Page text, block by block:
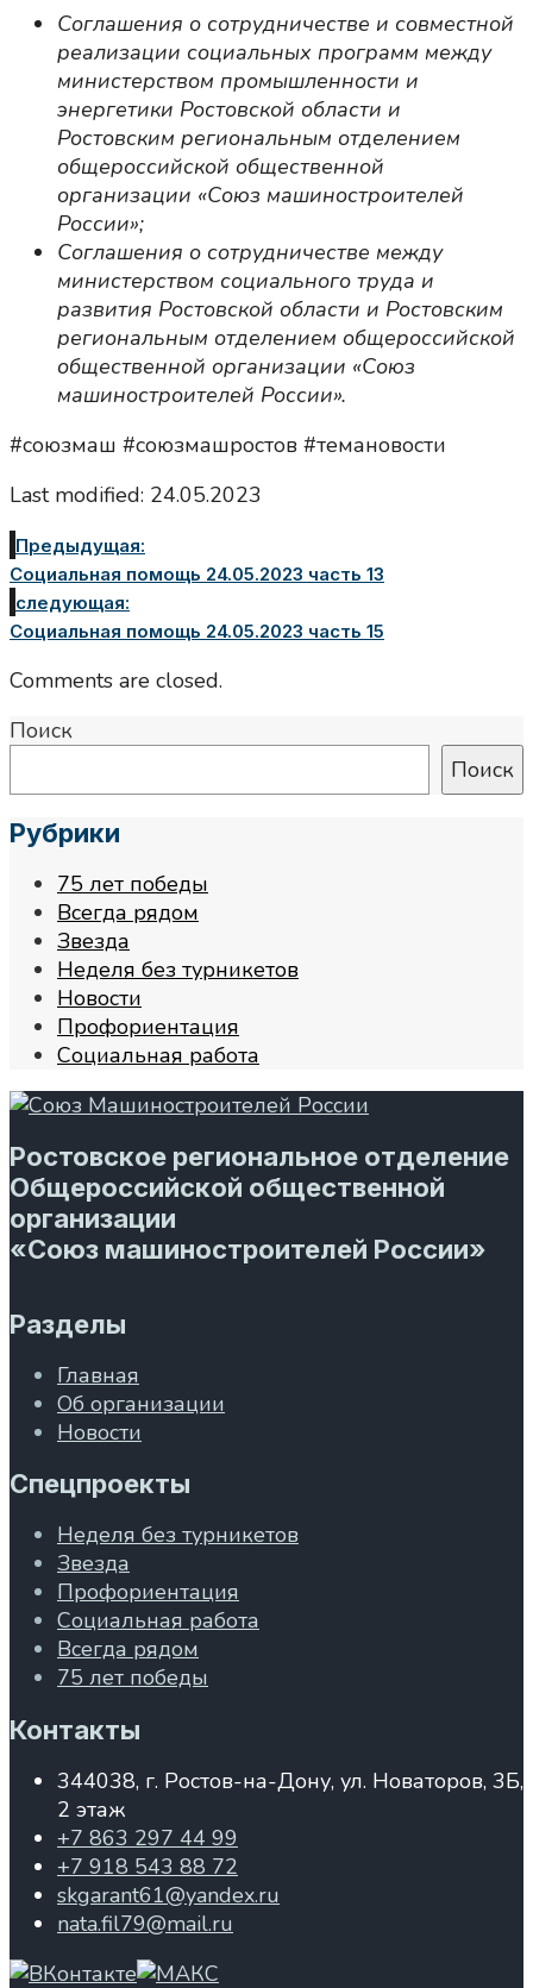
Соглашения о сотрудничестве и совместной
реализации социальных программ между
министерством промышленности и
энергетики Ростовской области и
Ростовским региональным отделением
общероссийской общественной
организации «Союз машиностроителей
России»;
Соглашения о сотрудничестве между
министерством социального труда и
развития Ростовской области и Ростовским
региональным отделением общероссийской
общественной организации «Союз
машиностроителей России».
#союзмаш #союзмашростов #темановости
Last modified: 24.05.2023
Предыдущая:
Социальная помощь 24.05.2023 часть 13
следующая:
Социальная помощь 24.05.2023 часть 15
Comments are closed.
Поиск
Поиск
Рубрики
75 лет победы
Всегда рядом
Звезда
Неделя без турникетов
Новости
Профориентация
Социальная работа
Ростовское региональное отделение
Общероссийской общественной
организации
«Союз машиностроителей России»
Разделы
Главная
Об организации
Новости
Спецпроекты
Неделя без турникетов
Звезда
Профориентация
Социальная работа
Всегда рядом
75 лет победы
Контакты
344038, г. Ростов-на-Дону, ул. Новаторов, 3Б,
2 этаж
+7 863 297 44 99
+7 918 543 88 72
skgarant61@yandex.ru
nata.fil79@mail.ru